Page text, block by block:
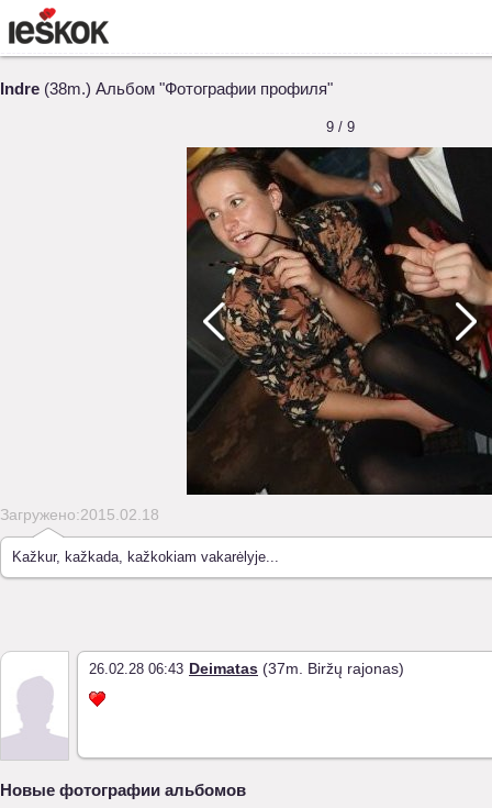
Indre (38m.) Альбом "Фотографии профиля"
9 / 9
Загружено:2015.02.18
Kažkur, kažkada, kažkokiam vakarėlyje...
26.02.28 06:43 Deimatas (37m. Biržų rajonas)
Новые фотографии альбомов